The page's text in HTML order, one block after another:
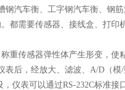
钢汽车衡、工字钢汽车衡、钢
都需要传感器、接线盒、打印
重传感器弹性体产生形变，
后，经放大、滤波、A/D（
仪表可以通过RS-232C标准接